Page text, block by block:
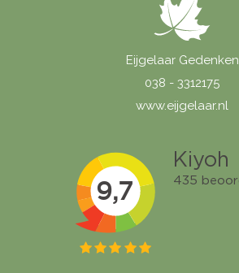
Eijgelaar Gedenken
038 - 3312175
www.eijgelaar.nl